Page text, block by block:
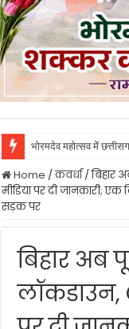
भोरमदेव महोत्सव में
भावना बोहरा ने किया
Home /कवर्धा/बिहार
मीडिया पर दी जानकारी;
सड़क पर
बिहार अब
लॉकडाउन,